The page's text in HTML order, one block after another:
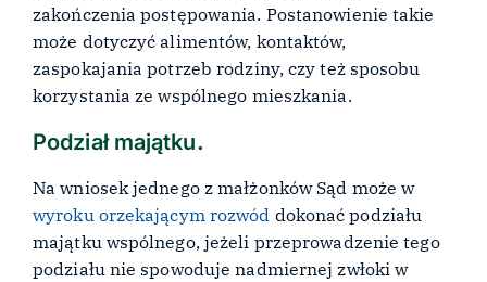
zakończenia postępowania. Postanowienie takie
może dotyczyć alimentów, kontaktów,
zaspokajania potrzeb rodziny, czy też sposobu
korzystania ze wspólnego mieszkania.
Podział majątku.
Na wniosek jednego z małżonków Sąd może w
wyroku orzekającym rozwód dokonać podziału
majątku wspólnego, jeżeli przeprowadzenie tego
podziału nie spowoduje nadmiernej zwłoki w